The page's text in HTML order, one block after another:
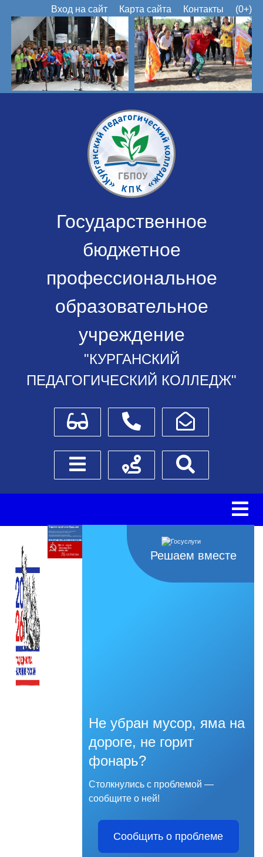
Вход на сайт Карта сайта Контакты (0+)
Государственное
бюджетное
профессиональное
образовательное
учреждение
"КУРГАНСКИЙ
ПЕДАГОГИЧЕСКИЙ КОЛЛЕДЖ"
Для слабовидящихТелефоныНаписать обращение
Боковое менюСхема проезда
Решаем вместе
Не убран мусор, яма на
дороге, не горит
фонарь?
Столкнулись с проблемой —
сообщите о ней!
Сообщить о проблеме